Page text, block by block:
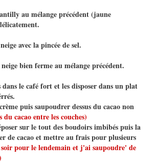
au mélange précédent (jaune
avec la pincée de sel.
bien ferme au mélange précédent.
le café fort et les disposer dans un plat
puis saupoudrer dessus du cacao non
cacao entre les couches)
sur le tout des boudoirs imbibés puis la
de cacao et mettre au frais pour plusieurs
pour le lendemain et j'ai saupoudre' de